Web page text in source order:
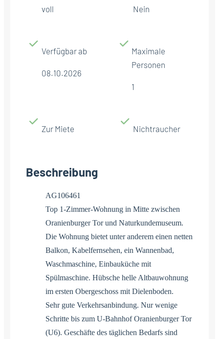
voll Nein
Verfügbar ab
08.10.2026
Maximale
Personen
1
Zur Miete Nichtraucher
Beschreibung
AG106461
Top 1-Zimmer-Wohnung in Mitte zwischen
Oranienburger Tor und Naturkundemuseum.
Die Wohnung bietet unter anderem einen netten
Balkon, Kabelfernsehen, ein Wannenbad,
Waschmaschine, Einbauküche mit
Spülmaschine. Hübsche helle Altbauwohnung
im ersten Obergeschoss mit Dielenboden.
Sehr gute Verkehrsanbindung. Nur wenige
Schritte bis zum U-Bahnhof Oranienburger Tor
(U6). Geschäfte des täglichen Bedarfs sind